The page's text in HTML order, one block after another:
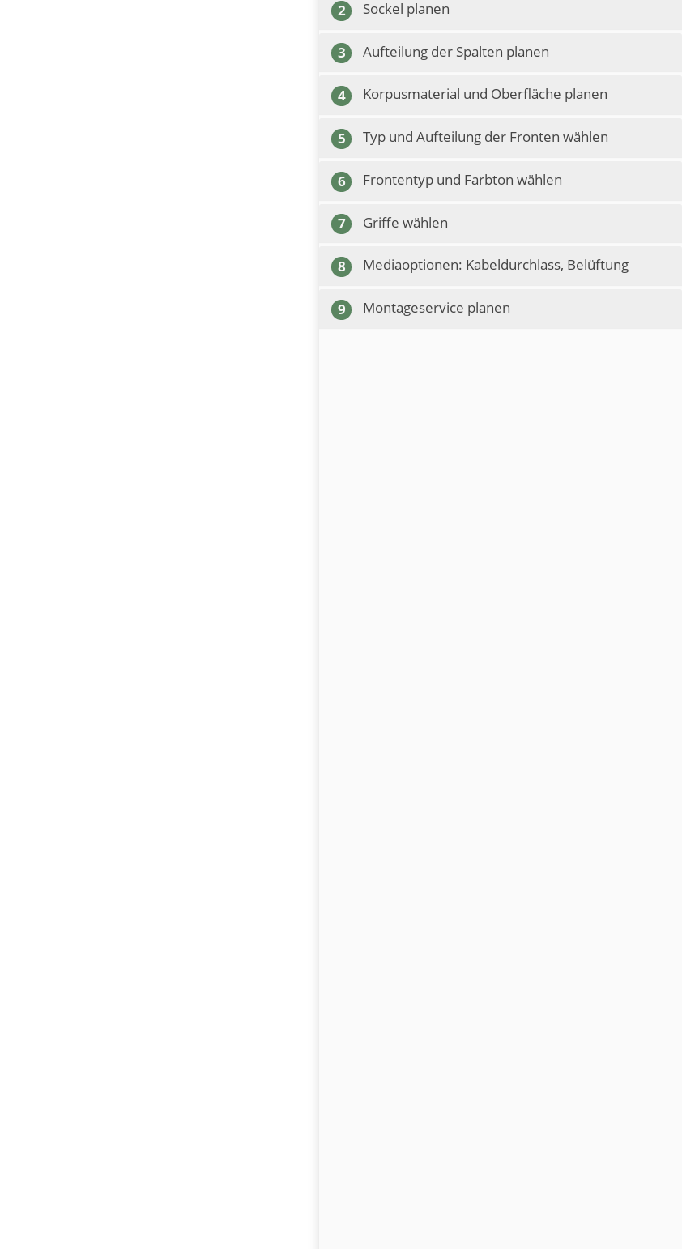
2 Sockel planen
3 Aufteilung der Spalten planen
4 Korpusmaterial und Oberfläche planen
5 Typ und Aufteilung der Fronten wählen
6 Frontentyp und Farbton wählen
7 Griffe wählen
8 Mediaoptionen: Kabeldurchlass, Belüftung
9 Montageservice planen